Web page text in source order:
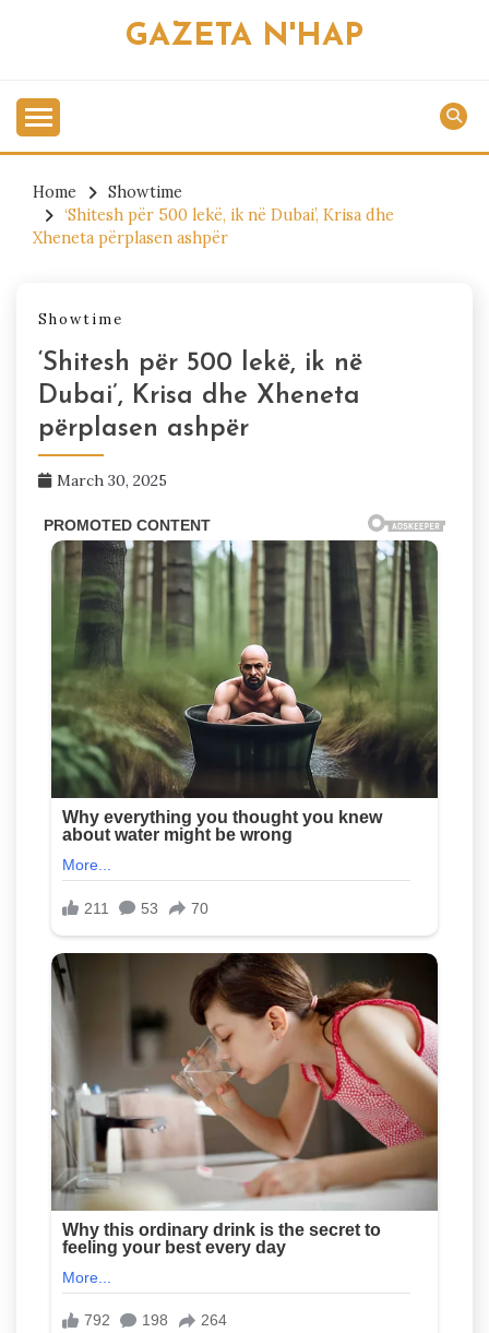
GAZETA N'HAP
Home
Showtime
‘Shitesh për 500 lekë, ik në Dubai’, Krisa dhe
Xheneta përplasen ashpër
Showtime
‘Shitesh për 500 lekë, ik në
Dubai’, Krisa dhe Xheneta
përplasen ashpër
March 30, 2025